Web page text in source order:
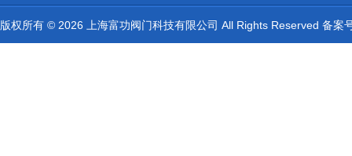
版权所有 © 2026 上海富功阀门科技有限公司 All Rights Reserved 备案